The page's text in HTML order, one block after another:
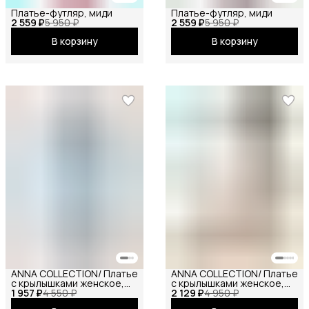
2 559 ₽5 950 ₽
Платье-футляр, миди
В корзину
2 559 ₽5 950 ₽
Платье-футляр, миди
В корзину
1 957 ₽4 550 ₽
ANNA COLLECTION/ Платье
с крылышками женское,
платье вечернее, 2 129 ₽4 950 ₽
ANNA COLLECTION/ Платье
с крылышками женское,
платье вечернее,